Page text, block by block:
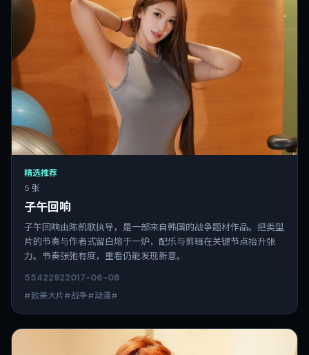
精选推荐
5 张
子午回响
子午回响由陈凯歌执导，是一部来自韩国的战争题材作品。把类型
片的节奏与作者式留白熔于一炉，配乐与剪辑在关键节点抬升张
力。节奏张弛有度，重看仍能发现新意。
55422922017-06-08
#欧美大片#战争#动漫#